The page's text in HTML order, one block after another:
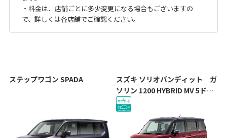
・料金は、店舗ごとに多少変更になる場合もございますの
で、詳しくは各店舗でご確認ください。
ステップワゴン SPADA
スズキ ソリオバンディット ガ
ソリン 1200 HYBRID MV 5ドア
DCVT 2WD 5人